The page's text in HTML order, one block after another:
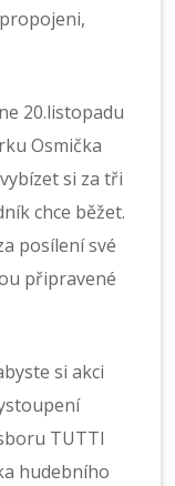
20.listopadu
Osmička
si za tři
chce běžet.
posílení své
připravené
si akci
TUTTI
hudebního